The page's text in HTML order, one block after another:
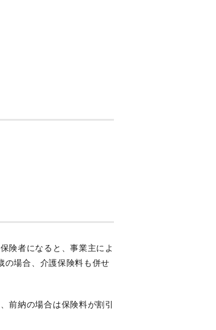
険者になると、事業主によ
の場合、介護保険料も併せ
前納の場合は保険料が割引